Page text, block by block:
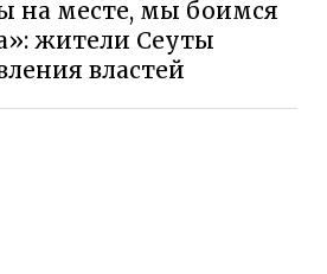
на месте, мы боимся
жители Сеуты
властей